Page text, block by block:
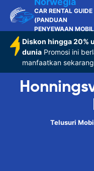
CAR RENTAL GUIDE
(PANDUAN
PENYEWAAN
Diskon hingga 20%
dunia Promosi ini
manfaatkan
Telusuri